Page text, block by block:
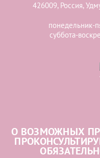
426009, Россия,
понедельник-
суббота-
О ВОЗМОЖНЫХ